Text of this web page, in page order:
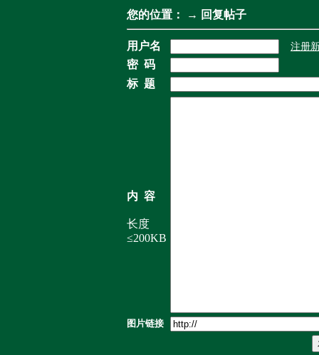
您的位置： → 回复帖子
用户名 注册
密 码
标 题
内 容
长度
≤200KB
图片链接